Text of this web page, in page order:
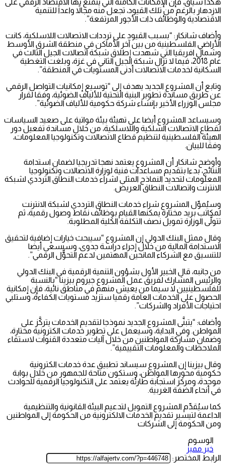
هكذا سياق، فإن الإمكانات الكامنة التي يتمتع بها الاقتصاد الرقمي على
الازدهار بالرغم من تلك القيود، تجعل منه مجالاً واعداً للتنمية
الاقتصادية والوظائف ذات الأجور المرتفعة”.
وأضاف شانكار: “بسبب القيود على ترددات الاتصالات اللاسلكية، كانت
الأراضي الفلسطينية من بين آخر الأماكن في منطقة الشرق الأوسط
وشمال افريقيا التي شهدت إطلاق شبكة اتصالات الجيل الثالث في
عام 2018، فيما لا تزال شبكة الجيل الثاني في غزة، وبلغت التغطية
السكانية لخدمات الاتصالات أدنى المستويات في المنطقة”.
وتابع أن المشروع الجديد يهدف إلى “توسيع إمكانيات التواصل الرقمي
عن طريق مساندة تطوير البنية التحتية للألياف الضوئية، وفقا لقرار
مجلس الوزراء الأخير بإنشاء شركة حكومية للألياف الضوئية”.
وسيساعد المشروع أيضا على تهيئة بيئة مواتية على صعيد السياسات
لقطاع الاتصالات السلكية واللاسلكية، من خلال مساندة تفعيل دور
الهيئة الفلسطينية لتنظيم قطاع الاتصالات وتكنولوجيا المعلومات،
وفقا للبيان.
وأوضح شانكار أن المشروع يعتمد نهجا تدريجيا لضمان استدامة
النتائج، بدءا بتقديم مساعدات فنية لوزارة الاتصالات وتكنولوجيا
المعلومات لتحديد النماذج المثلى لشراء خدمات النطاق الترددي لشبكة
الانترنت واتصالات النطاق العريض.
وسيُموِّل المشروع شراء خدمات النطاق الترددي لشبكة الانترنت
لمكاتب بريد مختارة يمكنها القيام بوظائف نقاط وصول رقمية، ثم
تتولَّى الوزارة تمويل نصف التكلفة الكلية المطلوبة.
وقال ممثل البنك الدولي إن المشروع “سيبحث خيارات إضافية لتحقيق
الاستدامة المالية من خلال إجراء دراسة جدوى، وسيسعى أيضا
للتنسيق مع الشركاء المانحين المهتمين لدعم التحوُّل الرقمي”.
من جانبه، قال الخبير الأول بشؤون التنمية الرقمية في البنك الدولي
والرئيس المشارك لفريق عمل المشروع جيروم بيزينا “بالنسبة
للفلسطينيين لا سيما من يعيش منهم في مناطق نائية، فإن إمكانية
الحصول على الخدمات العامة رقميا ستزيد مستويات الكفاءة، وستلبي
احتياجات الأفراد والشركات”.
وأضاف: “يتبنَّى المشروع الجديد نموذجا لتقديم الخدمات يتركَّز على
المواطن. وفي البداية، وسيعمل على تطوير خدمات الكترونية مختارة،
وضمان مشاركة المواطنين من خلال آليات متعددة القنوات لاستقاء
الملاحظات والمعلومات التقييمية”.
وقال بيزينا إن المشروع سيساند تطبيق عدة خدمات الكترونية
حكومية محورها المواطن، وستكون متاحة للجمهور من خلال بوابة
موحدة، ومركز استجابة طارئة يعتمد على التكنولوجيا الرقمية للحوادث
في أنحاء الضفة الغربية.
كما سيُقدِّم المشروع التمويل لتدعيم البيئة القانونية والتنظيمية
الداعمة لتيسير تقديم الخدمات الالكترونية من الحكومة إلى المواطنين
ومن الحكومة إلى الشركات
الوسوم
خبر مميز
الرابط المختصر: